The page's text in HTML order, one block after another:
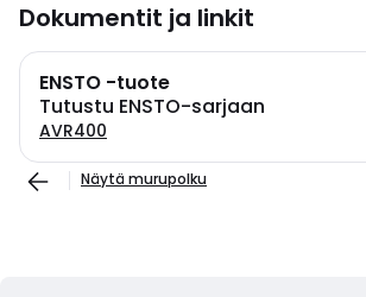
Dokumentit ja linkit
ENSTO -tuote
Tutustu ENSTO-sarjaan
AVR400
Näytä murupolku